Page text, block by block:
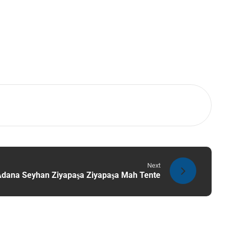
Next
Seyhan Ziyapaşa Ziyapaşa Mah Tente